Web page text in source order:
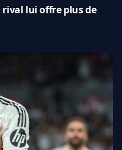
lui offre plus de